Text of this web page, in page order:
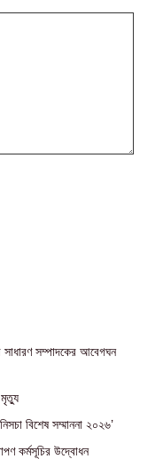
সাধারণ সম্পাদকের আবেগঘন
মৃত্যু
বিশেষ সম্মাননা ২০২৬’
কর্মসূচির উদ্বোধন